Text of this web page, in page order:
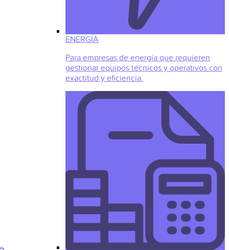
ENERGÍA
Para empresas de energía que requieren
gestionar equipos técnicos y operativos con
exactitud y eficiencia.